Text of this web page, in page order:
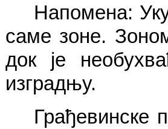
Напомена:
саме зоне.
док је
изградњу.
Грађевинске